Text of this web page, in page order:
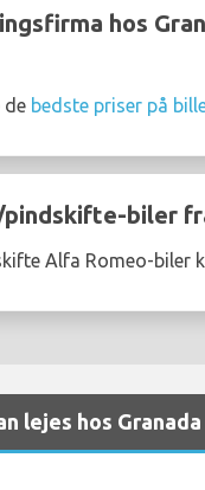
hos
de bedste priser på
biler
Alfa Romeo-biler
lejes hos